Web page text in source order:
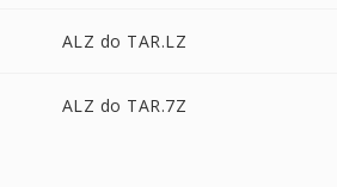
ALZ do TAR.LZ
ALZ do TAR.7Z